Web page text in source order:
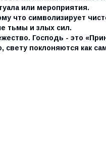
или мероприятия.
что символизирует
тьмы и злых сил.
Господь - это
поклоняются как